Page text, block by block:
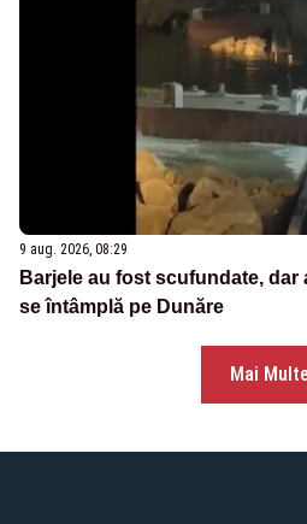
9 aug. 2026, 08:29
Barjele au fost scufundate, dar
se întâmplă pe Dunăre
Mai Multe